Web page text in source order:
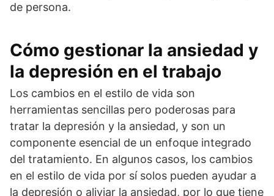
de persona.
Cómo gestionar la ansiedad y
la depresión en el trabajo
Los cambios en el estilo de vida son
herramientas sencillas pero poderosas para
tratar la depresión y la ansiedad, y son un
componente esencial de un enfoque integrado
del tratamiento. En algunos casos, los cambios
en el estilo de vida por sí solos pueden ayudar a
la depresión o aliviar la ansiedad, por lo que tiene